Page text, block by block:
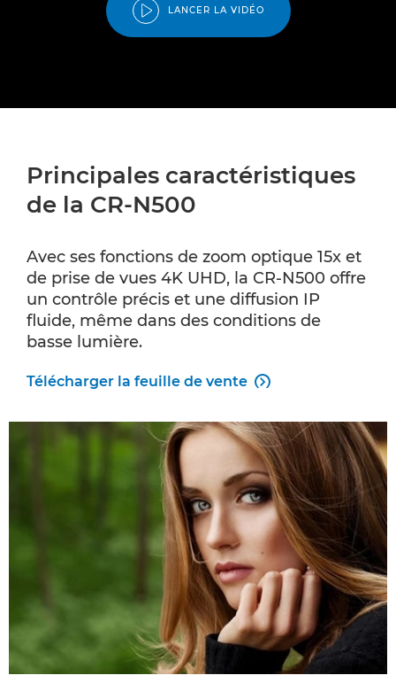
LANCER LA VIDÉO
Principales caractéristiques
de la CR-N500
Avec ses fonctions de zoom optique 15x et
de prise de vues 4K UHD, la CR-N500 offre
un contrôle précis et une diffusion IP
fluide, même dans des conditions de
basse lumière.
Télécharger la feuille de vente 